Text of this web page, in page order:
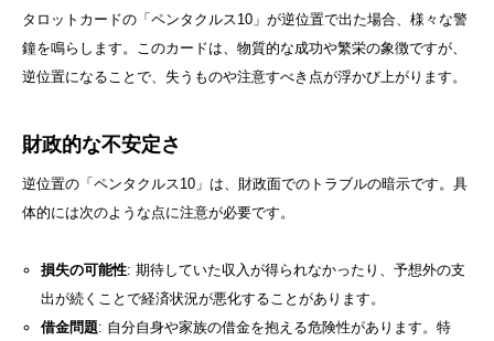
タロットカードの「ペンタクルス10」が逆位置で出た場合、様々な警
鐘を鳴らします。このカードは、物質的な成功や繁栄の象徴ですが、
逆位置になることで、失うものや注意すべき点が浮かび上がります。
財政的な不安定さ
逆位置の「ペンタクルス10」は、財政面でのトラブルの暗示です。具
体的には次のような点に注意が必要です。
損失の可能性: 期待していた収入が得られなかったり、予想外の支
出が続くことで経済状況が悪化することがあります。
借金問題: 自分自身や家族の借金を抱える危険性があります。特